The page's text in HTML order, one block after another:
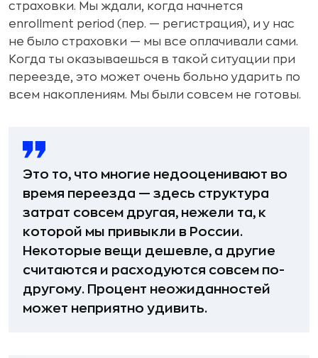
страховки. Мы ждали, когда начнется
enrollment period (пер. — регистрация), и у нас
не было страховки — мы все оплачивали сами.
Когда ты оказываешься в такой ситуации при
переезде, это может очень больно ударить по
всем накоплениям. Мы были совсем не готовы.
Это то, что многие недооценивают во
время переезда — здесь структура
затрат совсем другая, нежели та, к
которой мы привыкли в России.
Некоторые вещи дешевле, а другие
считаются и расходуются совсем по-
другому. Процент неожиданностей
может неприятно удивить.